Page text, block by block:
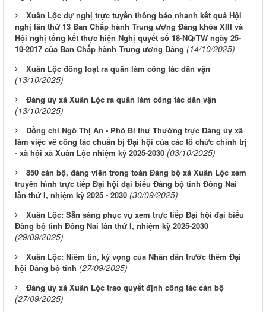
Xuân Lộc dự nghị trực tuyến thông báo nhanh kết quả Hội
nghị lần thứ 13 Ban Chấp hành Trung ương Đảng khóa XIII và
Hội nghị tổng kết thực hiện Nghị quyết số 18-NQ/TW ngày 25-
10-2017 của Ban Chấp hành Trung ương Đảng (14/10/2025)
Xuân Lộc đồng loạt ra quân làm công tác dân vận
(13/10/2025)
Đảng ủy xã Xuân Lộc ra quân làm công tác dân vận
(13/10/2025)
Đồng chí Ngô Thị An - Phó Bí thư Thường trực Đảng ủy xã
làm việc về công tác chuẩn bị Đại hội của các tổ chức chính trị
- xã hội xã Xuân Lộc nhiệm kỳ 2025-2030 (03/10/2025)
850 cán bộ, đảng viên trong toàn Đảng bộ xã Xuân Lộc xem
truyền hình trực tiếp Đại hội đại biểu Đảng bộ tỉnh Đồng Nai
lần thứ I, nhiệm kỳ 2025 - 2030 (30/09/2025)
Xuân Lộc: Sẵn sàng phục vụ xem trực tiếp Đại hội đại biểu
Đảng bộ tỉnh Đồng Nai lần thứ I, nhiệm kỳ 2025-2030
(29/09/2025)
Xuân Lộc: Niềm tin, kỳ vọng của Nhân dân trước thềm Đại
hội Đảng bộ tỉnh (27/09/2025)
Đảng ủy xã Xuân Lộc trao quyết định công tác cán bộ
(27/09/2025)